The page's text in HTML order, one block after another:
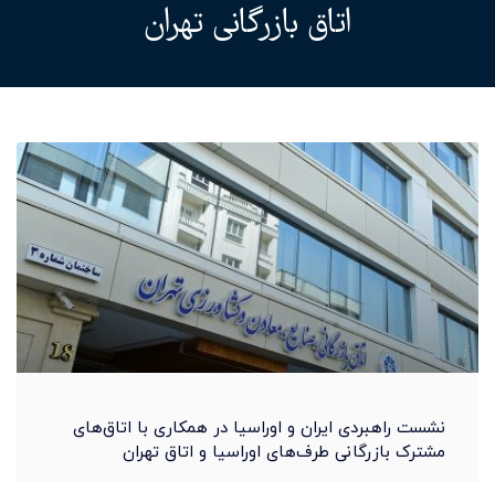
اتاق بازرگانی تهران
نشست راهبردی ایران و اوراسیا در همکاری با اتاق‌های
مشترک بازرگانی طرف‌های اوراسیا و اتاق تهران